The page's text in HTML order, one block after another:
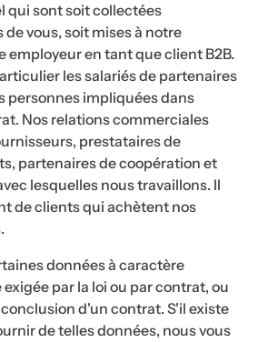
qui sont soit collectées
vous, soit mises à notre
employeur en tant que client B2B.
les salariés de partenaires
personnes impliquées dans
Nos relations commerciales
prestataires de
partenaires de coopération et
lesquelles nous travaillons. Il
de clients qui achètent nos
données à caractère
par la loi ou par contrat, ou
d'un contrat. S'il existe
de telles données, nous vous